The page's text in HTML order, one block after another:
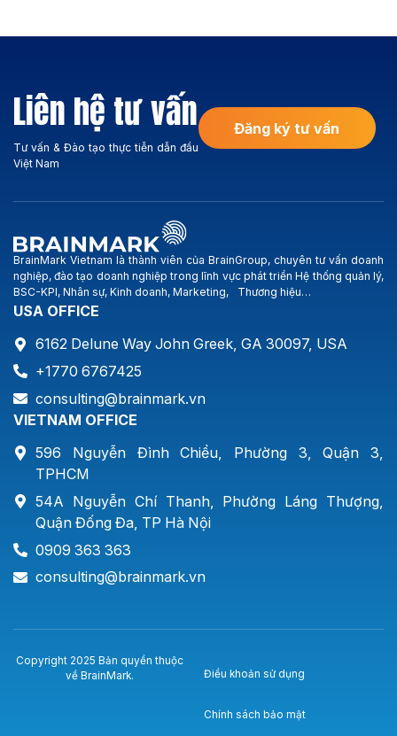
trường. Hoạt động kinh
doanh chính của Công ty:
Hung Long …). Smartland […]
Liên hệ tư vấn
Tư vấn & Đào tạo thực tiễn dẫn đầu
Việt Nam
Đăng ký tư vấn
BrainMark Vietnam là thành viên của BrainGroup, chuyên tư vấn doanh
nghiệp, đào tạo doanh nghiệp trong lĩnh vực phát triển Hệ thống quản lý,
BSC-KPI, Nhân sự, Kinh doanh, Marketing, Thương hiệu…
USA OFFICE
6162 Delune Way John Greek, GA 30097, USA
+1770 6767425
consulting@brainmark.vn
VIETNAM OFFICE
596 Nguyễn Đình Chiểu, Phường 3, Quận 3,
TPHCM
54A Nguyễn Chí Thanh, Phường Láng Thượng,
Quận Đống Đa, TP Hà Nội
0909 363 363
consulting@brainmark.vn
Copyright 2025 Bản quyền thuộc
về BrainMark.
Điều khoản sử dụng
Chính sách bảo mật